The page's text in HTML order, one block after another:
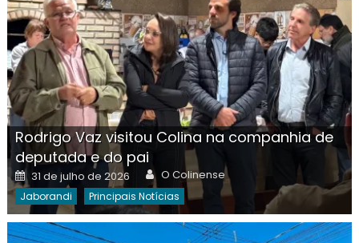
Rodrigo Vaz visitou Colina na companhia de
deputada e do pai
Posted
on
31 de julho de 2026 Author
O Colinense
Jaborandi Principais Notícias